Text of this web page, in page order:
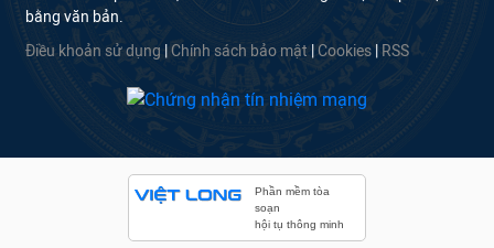
bằng văn bản.
Điều khoản sử dụng Chính sách bảo mật Cookies RSS
Phần mềm tòa
soạn
hội tụ thông minh